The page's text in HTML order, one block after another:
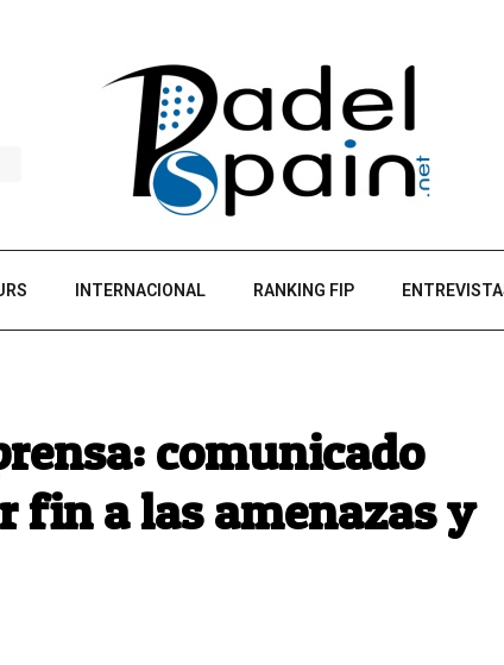
INTERNACIONAL RANKING FIP
comunicado
fin a las amenazas y